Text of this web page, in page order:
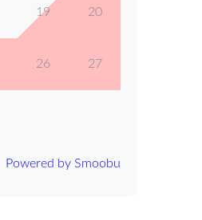
19 20
26 27
Powered by Smoobu